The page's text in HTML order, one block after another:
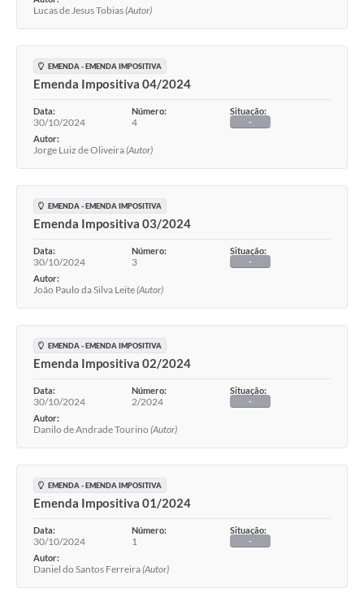
Lucas de Jesus Tobias(Autor)
EMENDA - EMENDA IMPOSITIVA
Emenda Impositiva 04/2024
Data:
30/10/2024
Número:
4
Situação:
-
Autor:
Jorge Luiz de Oliveira(Autor)
EMENDA - EMENDA IMPOSITIVA
Emenda Impositiva 03/2024
Data:
30/10/2024
Número:
3
Situação:
-
Autor:
João Paulo da Silva Leite(Autor)
EMENDA - EMENDA IMPOSITIVA
Emenda Impositiva 02/2024
Data:
30/10/2024
Número:
2/2024
Situação:
-
Autor:
Danilo de Andrade Tourino (Autor)
EMENDA - EMENDA IMPOSITIVA
Emenda Impositiva 01/2024
Data:
30/10/2024
Número:
1
Situação:
-
Autor:
Daniel do Santos Ferreira(Autor)